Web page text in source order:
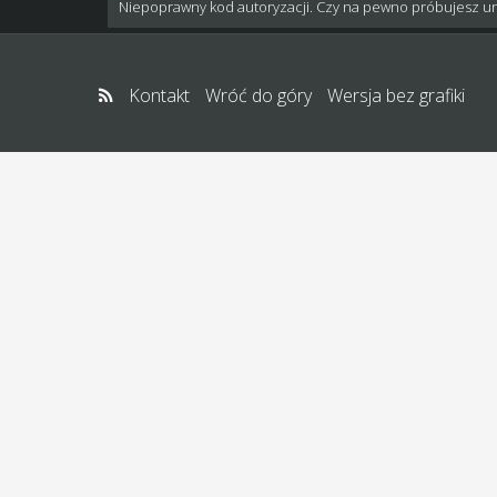
Niepoprawny kod autoryzacji. Czy na pewno próbujesz
Kontakt Wróć do góry Wersja bez grafiki